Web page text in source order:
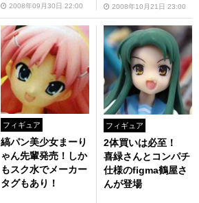
2008年09月30日 22:00 2008年10月21日 23:00
フィギュア
縞パン美少女まーり
ゃん先輩発売！しか
もスク水でメーカー
タグもあり！
フィギュア
2体買いは必至！
喜緑さんとコンパチ
仕様のfigma鶴屋さ
んが登場